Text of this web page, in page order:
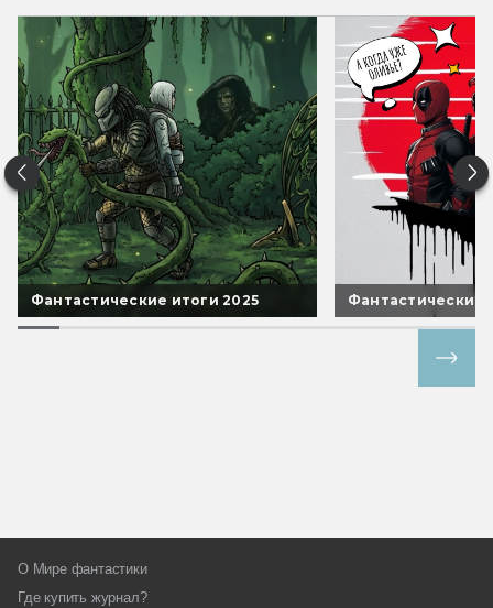
Фантастические итоги 2025 Фантастические
О Мире фантастики
Где купить журнал?